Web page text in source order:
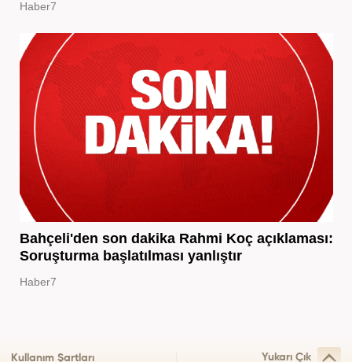
Haber7
Bahçeli'den son dakika Rahmi Koç açıklaması:
Soruşturma başlatılması yanlıştır
Haber7
Kullanım Şartları Yukarı Çık